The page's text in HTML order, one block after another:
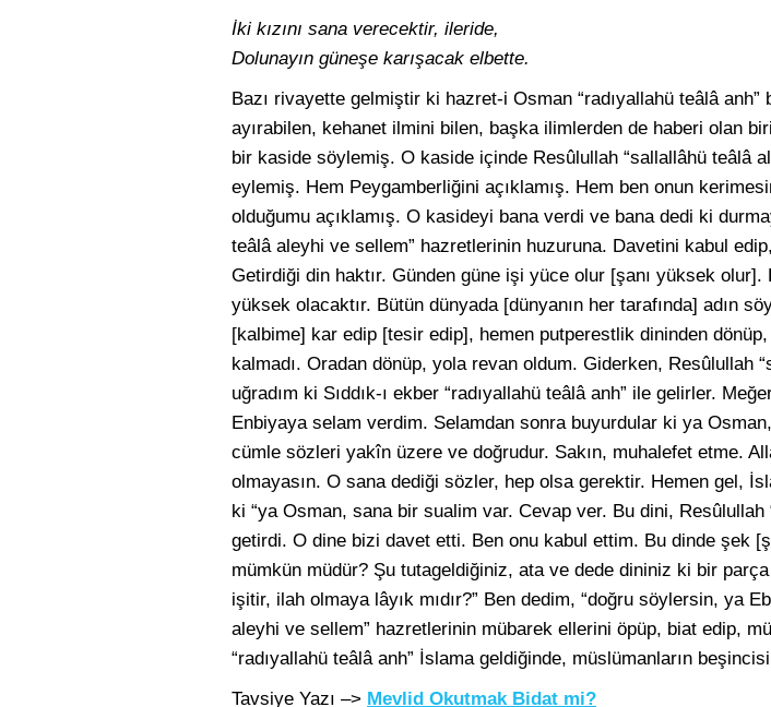
İki kızını sana verecektir, ileride,
Dolunayın güneşe karışacak elbette.
Bazı rivayette gelmiştir ki hazret-i Osman “radıyallahü teâlâ
ayırabilen, kehanet ilmini bilen, başka ilimlerden de haberi olan
bir kaside söylemiş. O kaside içinde Resûlullah “sallallâhü teâlâ
eylemiş. Hem Peygamberliğini açıklamış. Hem ben onun
olduğumu açıklamış. O kasideyi bana verdi ve bana dedi ki
teâlâ aleyhi ve sellem” hazretlerinin huzuruna. Davetini kabul
Getirdiği din haktır. Günden güne işi yüce olur [şanı yüksek
yüksek olacaktır. Bütün dünyada [dünyanın her tarafında] adın
[kalbime] kar edip [tesir edip], hemen putperestlik dininden
kalmadı. Oradan dönüp, yola revan oldum. Giderken, Resûlullah
uğradım ki Sıddık-ı ekber “radıyallahü teâlâ anh” ile gelirler.
Enbiyaya selam verdim. Selamdan sonra buyurdular ki ya
cümle sözleri yakîn üzere ve doğrudur. Sakın, muhalefet etme.
olmayasın. O sana dediği sözler, hep olsa gerektir. Hemen gel,
ki “ya Osman, sana bir sualim var. Cevap ver. Bu dini,
getirdi. O dine bizi davet etti. Ben onu kabul ettim. Bu dinde şek
mümkün müdür? Şu tutageldiğiniz, ata ve dede dininiz ki bir
işitir, ilah olmaya lâyık mıdır?” Ben dedim, “doğru söylersin, ya
aleyhi ve sellem” hazretlerinin mübarek ellerini öpüp, biat edip,
“radıyallahü teâlâ anh” İslama geldiğinde, müslümanların
Tavsiye Yazı –> Mevlid Okutmak Bidat mi?